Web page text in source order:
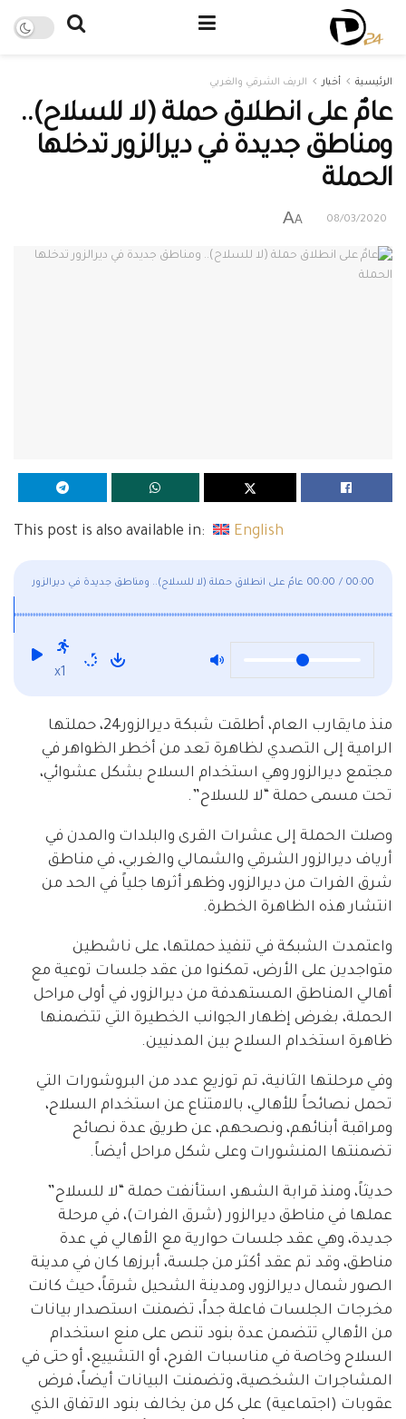
الرئيسية أخبار الريف الشرقي والغربي
عامٌ على انطلاق حملة (لا للسلاح)..
ومناطق جديدة في ديرالزور تدخلها
الحملة
08/03/2020
A
A
This post is also available in: English
عامٌ على انطلاق حملة (لا للسلاح).. ومناطق جديدة في ديرالزور 00:00 / 00:00
x1
منذ مايقارب العام، أطلقت شبكة ديرالزور24، حملتها
الرامية إلى التصدي لظاهرة تعد من أخطر الظواهر في
مجتمع ديرالزور وهي استخدام السلاح بشكل عشوائي،
تحت مسمى حملة “لا للسلاح”.
وصلت الحملة إلى عشرات القرى والبلدات والمدن في
أرياف ديرالزور الشرقي والشمالي والغربي، في مناطق
شرق الفرات من ديرالزور، وظهر أثرها جلياً في الحد من
انتشار هذه الظاهرة الخطرة.
واعتمدت الشبكة في تنفيذ حملتها، على ناشطين
متواجدين على الأرض، تمكنوا من عقد جلسات توعية مع
أهالي المناطق المستهدفة من ديرالزور، في أولى مراحل
الحملة، بغرض إظهار الجوانب الخطيرة التي تتضمنها
ظاهرة استخدام السلاح بين المدنيين.
وفي مرحلتها الثانية، تم توزيع عدد من البروشورات التي
تحمل نصائحاً للأهالي، بالامتناع عن استخدام السلاح،
ومراقبة أبنائهم، ونصحهم، عن طريق عدة نصائح
تضمنتها المنشورات وعلى شكل مراحل أيضاً.
حديثاً، ومنذ قرابة الشهر، استأنفت حملة “لا للسلاح”
عملها في مناطق ديرالزور (شرق الفرات)، في مرحلة
جديدة، وهي عقد جلسات حوارية مع الأهالي في عدة
مناطق، وقد تم عقد أكثر من جلسة، أبرزها كان في مدينة
الصور شمال ديرالزور، ومدينة الشحيل شرقاً، حيث كانت
مخرجات الجلسات فاعلة جداً، تضمنت استصدار بيانات
من الأهالي تتضمن عدة بنود تنص على منع استخدام
السلاح وخاصة في مناسبات الفرح، أو التشييع، أو حتى في
المشاجرات الشخصية، وتضمنت البيانات أيضاً، فرض
عقوبات (اجتماعية) على كل من يخالف بنود الاتفاق الذي